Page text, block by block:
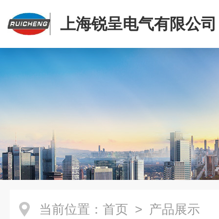
上海锐呈电气有限公司
当前位置： 首页 > 产品展示